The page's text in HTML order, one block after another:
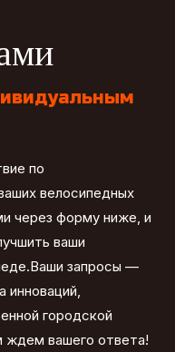
по
велосипедных
через форму ниже, и
ваши
запросы —
инноваций,
городской
вашего ответа!